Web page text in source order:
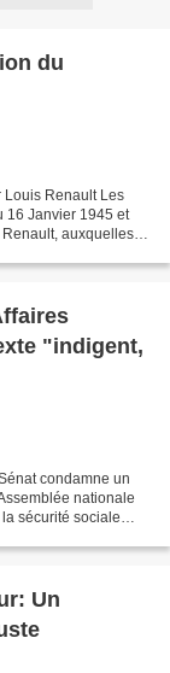
du
Louis Renault Les
16 Janvier 1945 et
auxquelles
"indigent,
condamne un
nationale
sécurité sociale
Un